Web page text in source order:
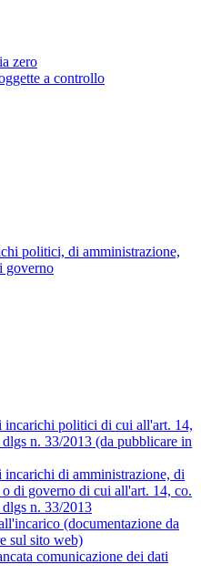
zero
a controllo
politici, di amministrazione,
governo
incarichi politici di cui all'art. 14,
n. 33/2013 (da pubblicare in
incarichi di amministrazione, di
di governo di cui all'art. 14, co.
n. 33/2013
(documentazione da
sul sito web)
comunicazione dei dati